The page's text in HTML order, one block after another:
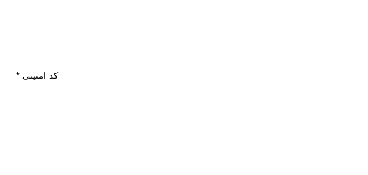
* کد امنیتی